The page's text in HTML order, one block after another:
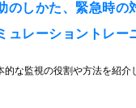
のしかた、緊急時の
ュレーショントレー
な監視の役割や方法を紹介